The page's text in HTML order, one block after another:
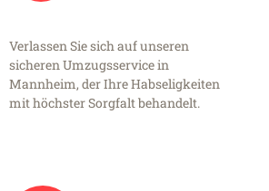
Verlassen Sie sich auf unseren
sicheren Umzugsservice in
Mannheim, der Ihre Habseligkeiten
mit höchster Sorgfalt behandelt.